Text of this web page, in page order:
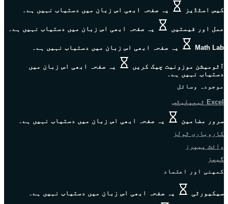
کیس اسٹڈیز یہ صفحہ ابھی اس زبان میں دستیاب نہیں ہے۔
عمل اور قیمتیں یہ صفحہ ابھی اس زبان میں دستیاب نہیں ہے۔
Math Lab یہ صفحہ ابھی اس زبان میں دستیاب نہیں ہے۔
آٹومیشن موزونیت چیک کریں
یہ صفحہ ابھی اس زبان میں
دستیاب نہیں ہے۔
موجودہ وسائل
Excel ٹیمپلیٹس
سرور مضامین
یہ صفحہ ابھی اس زبان میں دستیاب نہیں ہے۔
کاروباری ٹولز
وائٹ پیپرز
گیمز
کمپنی اور اعتماد
سیکیورٹی یہ صفحہ ابھی اس زبان میں دستیاب نہیں ہے۔